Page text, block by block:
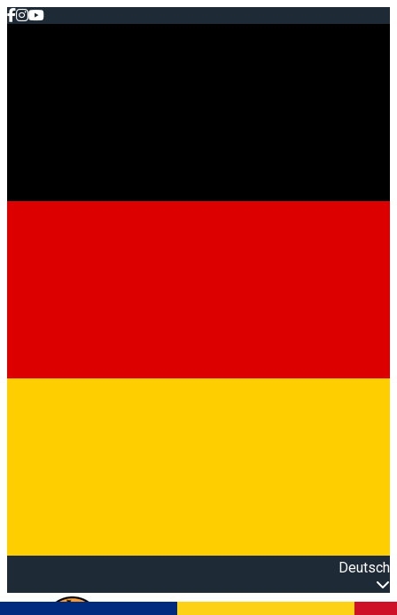
Deutsch